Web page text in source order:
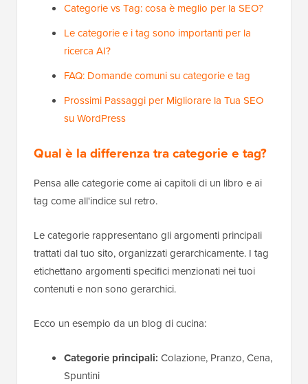
Categorie vs Tag: cosa è meglio per la SEO?
Le categorie e i tag sono importanti per la
ricerca AI?
FAQ: Domande comuni su categorie e tag
Prossimi Passaggi per Migliorare la Tua SEO
su WordPress
Qual è la differenza tra categorie e tag?
Pensa alle categorie come ai capitoli di un libro e ai
tag come all'indice sul retro.
Le categorie rappresentano gli argomenti principali
trattati dal tuo sito, organizzati gerarchicamente. I tag
etichettano argomenti specifici menzionati nei tuoi
contenuti e non sono gerarchici.
Ecco un esempio da un blog di cucina:
Categorie principali: Colazione, Pranzo, Cena,
Spuntini